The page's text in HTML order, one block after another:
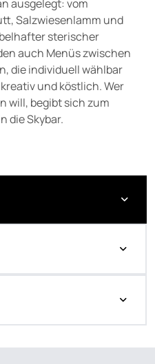
ausgelegt: vom
Salzwiesenlamm und
sterischer
auch Menüs zwischen
die individuell wählbar
und köstlich. Wer
will, begibt sich zum
die Skybar.